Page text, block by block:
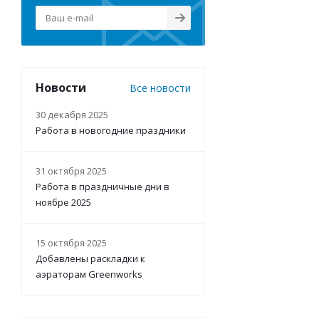
Новости Все новости
30 декабря 2025
Работа в новогодние праздники
31 октября 2025
Работа в праздничные дни в
ноябре 2025
15 октября 2025
Добавлены раскладки к
аэраторам Greenworks